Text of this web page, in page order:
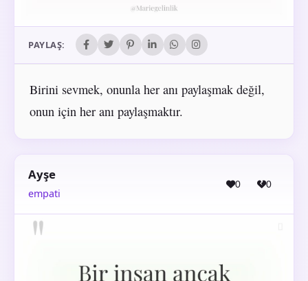
PAYLAŞ:
Birini sevmek, onunla her anı paylaşmak değil,
onun için her anı paylaşmaktır.
Ayşe
empati
0 0